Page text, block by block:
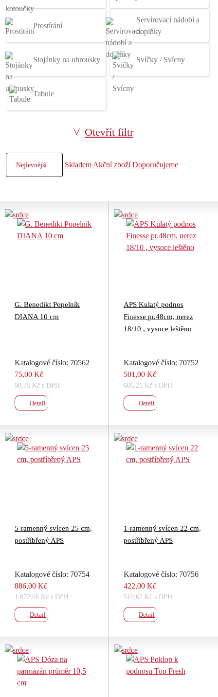
Prostírání
Servírovací nádobí a
doplňky
Stojánky na ubrousky Svíčky / Svícny
Tabule
Otevřít filtr
Skladem Akční zboží Doporučujeme
G. Benedikt Popelník
DIANA 10 cm
Katalogové číslo: 70562
75,00 Kč
90,75 Kč s DPH
Detail
APS Kulatý podnos
Finesse pr.48cm, nerez
18/10 , vysoce leštěno
Katalogové číslo: 70752
501,00 Kč
606,21 Kč s DPH
Detail
5-ramenný svícen 25 cm,
postříbřený APS
Katalogové číslo: 70754
886,00 Kč
1 072,06 Kč s DPH
Detail
1-ramenný svícen 22 cm,
postříbřený APS
Katalogové číslo: 70756
422,00 Kč
510,62 Kč s DPH
Detail